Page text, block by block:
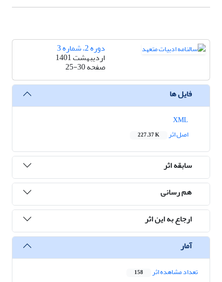
دوره 2، شماره 3
اردیبهشت 1401
صفحه25-30
فایل ها
اصل اثر
227.37 K
سابقه اثر
هم رسانی
ارجاع به این اثر
آمار
تعداد مشاهده اثر 158